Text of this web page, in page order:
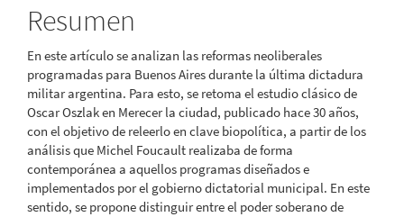
artículo
Resumen
En este artículo se analizan las reformas neoliberales
programadas para Buenos Aires durante la última dictadura
militar argentina. Para esto, se retoma el estudio clásico de
Oscar Oszlak en Merecer la ciudad, publicado hace 30 años,
con el objetivo de releerlo en clave biopolítica, a partir de los
análisis que Michel Foucault realizaba de forma
contemporánea a aquellos programas diseñados e
implementados por el gobierno dictatorial municipal. En este
sentido, se propone distinguir entre el poder soberano de